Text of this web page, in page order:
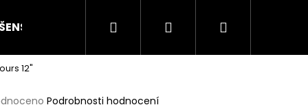
HODNOCENÍ STAVU O NÁS
Hledat PřihlášeníNákupní
12"
Podrobnosti hodnocení